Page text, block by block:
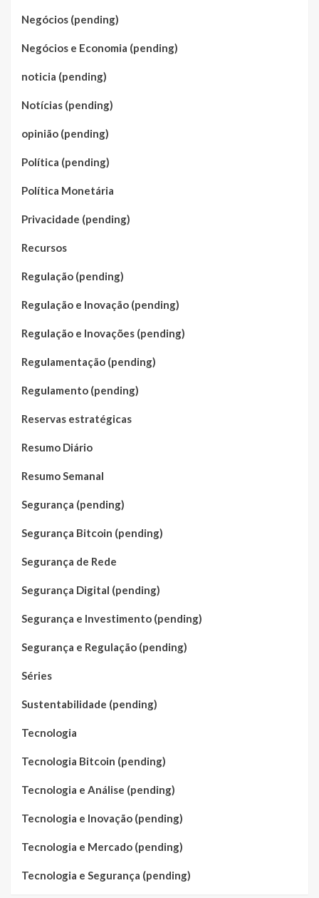
Negócios (pending)
Negócios e Economia (pending)
noticia (pending)
Notícias (pending)
opinião (pending)
Política (pending)
Política Monetária
Privacidade (pending)
Recursos
Regulação (pending)
Regulação e Inovação (pending)
Regulação e Inovações (pending)
Regulamentação (pending)
Regulamento (pending)
Reservas estratégicas
Resumo Diário
Resumo Semanal
Segurança (pending)
Segurança Bitcoin (pending)
Segurança de Rede
Segurança Digital (pending)
Segurança e Investimento (pending)
Segurança e Regulação (pending)
Séries
Sustentabilidade (pending)
Tecnologia
Tecnologia Bitcoin (pending)
Tecnologia e Análise (pending)
Tecnologia e Inovação (pending)
Tecnologia e Mercado (pending)
Tecnologia e Segurança (pending)